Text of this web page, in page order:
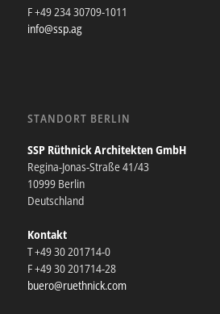
F +49 234 30709-1011
info@ssp.ag
STANDORT BERLIN
SSP Rüthnick Architekten GmbH
Regina-Jonas-Straße 41/43
10999 Berlin
Deutschland
Kontakt
T +49 30 201714-0
F +49 30 201714-28
buero@ruethnick.com